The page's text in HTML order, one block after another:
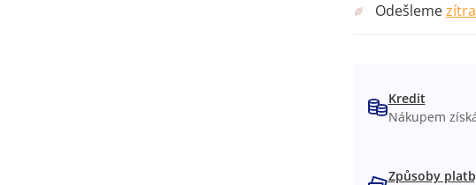
Odešleme
Kredit
Nákupem
Způsoby